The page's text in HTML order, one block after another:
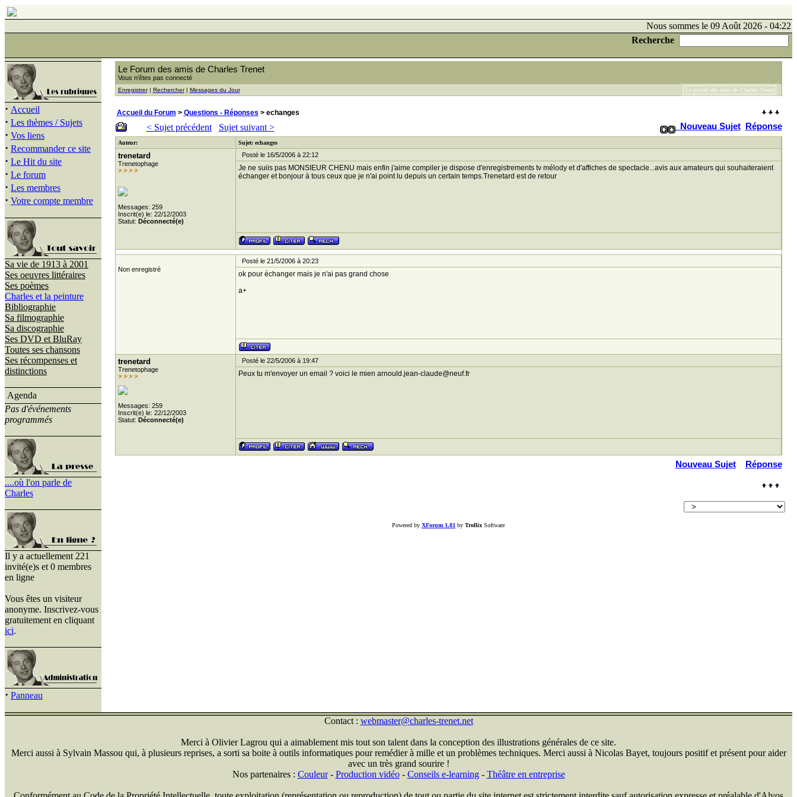
Nous sommes le 09 Août 2026 - 04:22
Recherche
· Accueil
· Les thèmes / Sujets
· Vos liens
· Recommander ce site
· Le Hit du site
· Le forum
· Les membres
· Votre compte membre
Sa vie de 1913 à 2001
Ses oeuvres littéraires
Ses poèmes
Charles et la peinture
Bibliographie
Sa filmographie
Sa discographie
Ses DVD et BluRay
Toutes ses chansons
Ses récompenses et
distinctions
Agenda
Pas d'événements
programmés
....où l'on parle de
Charles
Il y a actuellement 221
invité(e)s et 0 membres
en ligne
Vous êtes un visiteur
anonyme. Inscrivez-vous
gratuitement en cliquant
ici.
· Panneau
Le Forum des amis de Charles Trenet
Vous n'êtes pas connecté
Enregistrer| Rechercher| Messages du Jour Le portail des amis de Charles Trenet
Accueil du Forum > Questions - Réponses > echanges
< Sujet précédent Sujet suivant > Nouveau Sujet Réponse
Auteur: Sujet: echanges
trenetard
Trenetophage
Messages: 259
Inscrit(e) le: 22/12/2003
Statut: Déconnecté(e)
Posté le 16/5/2006 à 22:12
Je ne suiis pas MONSIEUR CHENU mais enfin j'aime compiler je dispose d'enregistrements tv mélody et d'affiches de spectacle...avis aux amateurs qui souhaiteraient
échanger et bonjour à tous ceux que je n'ai point lu depuis un certain temps.Trenetard est de retour
Non enregistré
Posté le 21/5/2006 à 20:23
ok pour échanger mais je n'ai pas grand chose
a+
trenetard
Trenetophage
Messages: 259
Inscrit(e) le: 22/12/2003
Statut: Déconnecté(e)
Posté le 22/5/2006 à 19:47
Peux tu m'envoyer un email ? voici le mien arnould.jean-claude@neuf.fr
Nouveau Sujet Réponse
Powered by XForum 1.81 by Trollix Software
Contact : webmaster@charles-trenet.net
Merci à Olivier Lagrou qui a aimablement mis tout son talent dans la conception des illustrations générales de ce site.
Merci aussi à Sylvain Massou qui, à plusieurs reprises, a sorti sa boite à outils informatiques pour remédier à mille et un problèmes techniques. Merci aussi à Nicolas Bayet, toujours positif et présent pour aider
avec un très grand sourire !
Nos partenaires : Couleur- Production vidéo- Conseils e-learning- Théâtre en entreprise